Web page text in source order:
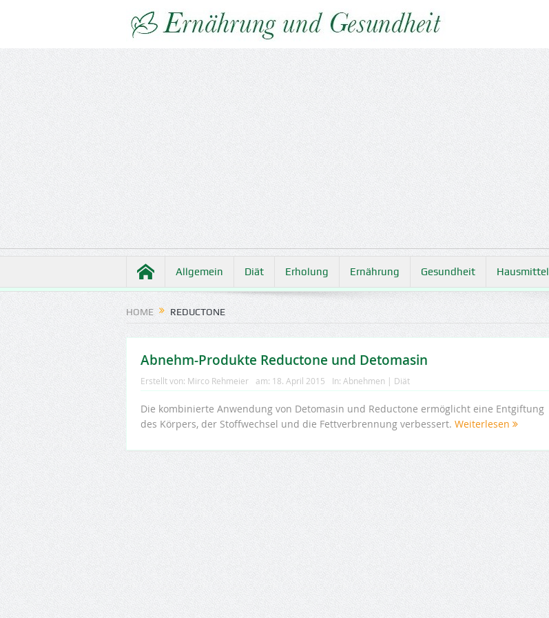
Allgemein Diät Erholung Ernährung Gesundheit Hausmittel
HOME REDUCTONE
Abnehm-Produkte Reductone und Detomasin
Erstellt von: Mirco Rehmeier am: 18. April 2015 In: Abnehmen | Diät
Die kombinierte Anwendung von Detomasin und Reductone ermöglicht eine Entgiftung
des Körpers, der Stoffwechsel und die Fettverbrennung verbessert. Weiterlesen